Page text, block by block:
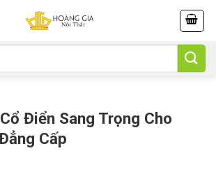
Điển Sang Trọng Cho
Cấp